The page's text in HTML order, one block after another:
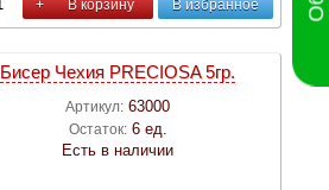
+ В корзину В избранное
Бисер Чехия PRECIOSA 5гр.
Артикул: 63000
Остаток: 6 ед.
Есть в наличии